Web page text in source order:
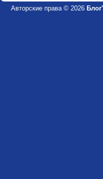
Авторские права © 2026